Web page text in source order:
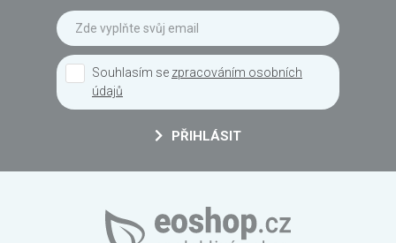
Souhlasím se zpracováním osobních
údajů
PŘIHLÁSIT